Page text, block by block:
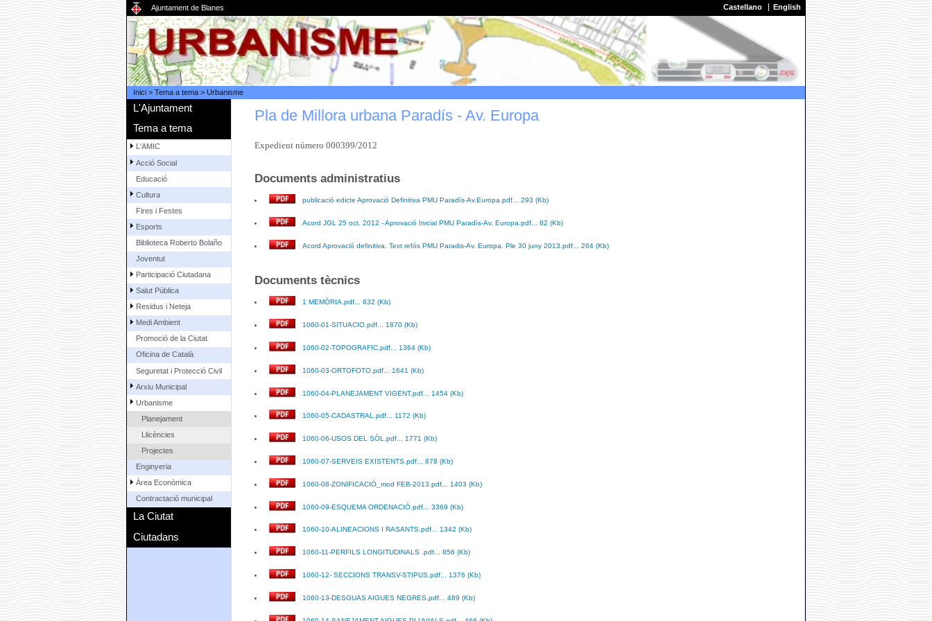
Ajuntament de Blanes Castellano English
Inici> Tema a tema> Urbanisme
L'Ajuntament
Tema a tema
L'AMIC
Acció Social
Educació
Cultura
Fires i Festes
Esports
Biblioteca Roberto Bolaño
Joventut
Participació Ciutadana
Salut Pública
Residus i Neteja
Medi Ambient
Promoció de la Ciutat
Oficina de Català
Seguretat i Protecció Civil
Arxiu Municipal
Urbanisme
Planejament
Llicències
Projectes
Enginyeria
Àrea Econòmica
Contractació municipal
La Ciutat
Ciutadans
Pla de Millora urbana Paradís - Av. Europa
Expedient número 000399/2012
Documents administratius
publicació edicte Aprovació Definitiva PMU Paradís-Av.Europa.pdf... 293 (Kb)
Acord JGL 25 oct. 2012 - Aprovació Inicial PMU Paradís-Av. Europa.pdf... 82 (Kb)
Acord Aprovació definitiva. Text refós PMU Paradis-Av. Europa. Ple 30 juny 2013.pdf... 264 (Kb)
Documents tècnics
1 MEMÒRIA.pdf... 632 (Kb)
1060-01-SITUACIO.pdf... 1870 (Kb)
1060-02-TOPOGRAFIC.pdf... 1364 (Kb)
1060-03-ORTOFOTO.pdf... 1641 (Kb)
1060-04-PLANEJAMENT VIGENT.pdf... 1454 (Kb)
1060-05-CADASTRAL.pdf... 1172 (Kb)
1060-06-USOS DEL SÒL.pdf... 1771 (Kb)
1060-07-SERVEIS EXISTENTS.pdf... 878 (Kb)
1060-08-ZONIFICACIÓ_mod FEB-2013.pdf... 1403 (Kb)
1060-09-ESQUEMA ORDENACIÓ.pdf... 3369 (Kb)
1060-10-ALINEACIONS I RASANTS.pdf... 1342 (Kb)
1060-11-PERFILS LONGITUDINALS .pdf... 856 (Kb)
1060-12- SECCIONS TRANSV-STIPUS.pdf... 1376 (Kb)
1060-13-DESGUAS AIGUES NEGRES.pdf... 489 (Kb)